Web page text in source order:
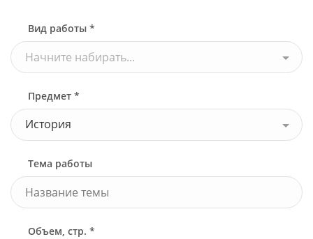
Вид работы *
Начните набирать...
Предмет *
История
Тема работы
Объем, стр. *